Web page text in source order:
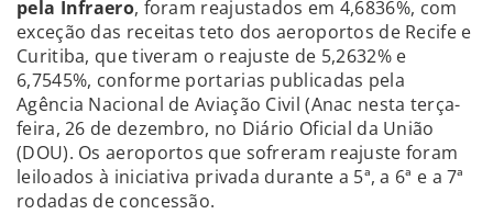
pela Infraero, foram reajustados em 4,6836%, com
exceção das receitas teto dos aeroportos de Recife e
Curitiba, que tiveram o reajuste de 5,2632% e
6,7545%, conforme portarias publicadas pela
Agência Nacional de Aviação Civil (Anac nesta terça-
feira, 26 de dezembro, no Diário Oficial da União
(DOU). Os aeroportos que sofreram reajuste foram
leiloados à iniciativa privada durante a 5ª, a 6ª e a 7ª
rodadas de concessão.